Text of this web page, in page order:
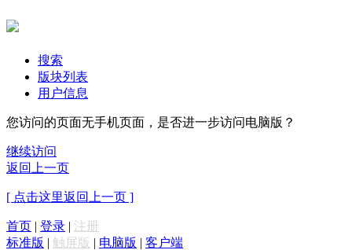
搜索
版块列表
用户信息
您访问的页面无手机页面，是否进一步访问电脑版？
继续访问
返回上一页
[ 点击这里返回上一页 ]
首页 | 登录 | 注册
标准版 | 触屏版 | 电脑版 | 客户端